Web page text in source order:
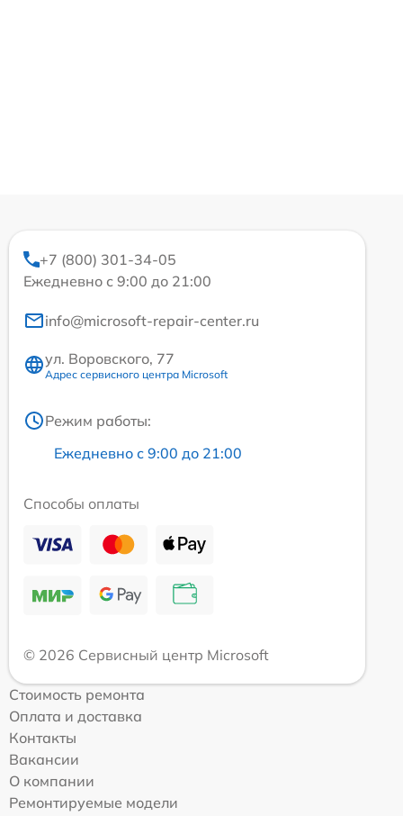
+7 (800) 301-34-05
Ежедневно с 9:00 до 21:00
info@microsoft-repair-center.ru
ул. Воровского, 77
Адрес сервисного центра Microsoft
Режим работы:
Ежедневно с 9:00 до 21:00
Способы оплаты
© 2026 Сервисный центр Microsoft
Стоимость ремонта
Оплата и доставка
Контакты
Вакансии
О компании
Ремонтируемые модели